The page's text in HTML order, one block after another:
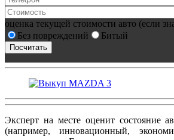
оценка текущей стоимости авто (если
Без повреждений
Битый
Эксперт на месте оценит состояние
(например, инновационный,